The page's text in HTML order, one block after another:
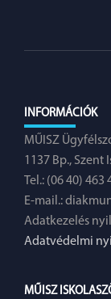
INFORMÁCIÓK
MŰISZ
1137 Bp., Szent
Tel.: (06 40) 463
E-mail.:
Adatkezelés
Adatvédelmi
MŰISZ